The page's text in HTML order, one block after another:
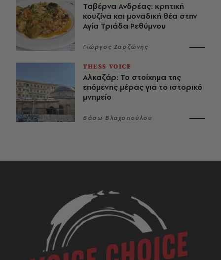
Ταβέρνα Ανδρέας: κρητική
κουζίνα και μοναδική θέα στην
Αγία Τριάδα Ρεθύμνου
Γιώργος Ζαρζώνης
THESS VOICE
Αλκαζάρ: Το στοίχημα της
επόμενης μέρας για το ιστορικό
μνημείο
Βάσω Βλαχοπούλου